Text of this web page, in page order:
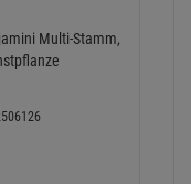
Multi-Stamm,